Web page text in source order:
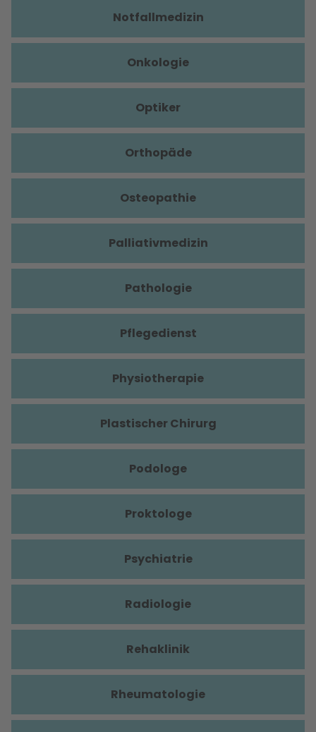
Notfallmedizin
Onkologie
Optiker
Orthopäde
Osteopathie
Palliativmedizin
Pathologie
Pflegedienst
Physiotherapie
Plastischer Chirurg
Podologe
Proktologe
Psychiatrie
Radiologie
Rehaklinik
Rheumatologie